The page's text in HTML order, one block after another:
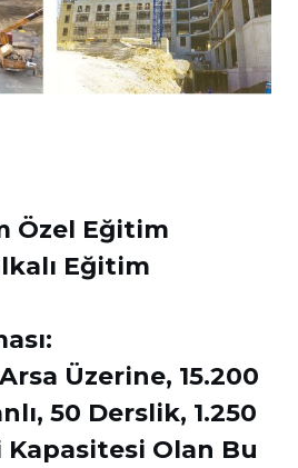
Özel Eğitim
Eğitim
Üzerine, 15.200
50 Derslik, 1.250
Olan Bu